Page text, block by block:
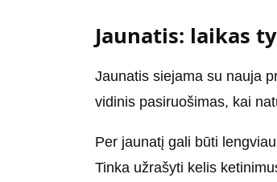
Jaunatis: laikas
Jaunatis siejama su nauja
vidinis pasiruošimas, kai
Per jaunatį gali būti
Tinka užrašyti kelis